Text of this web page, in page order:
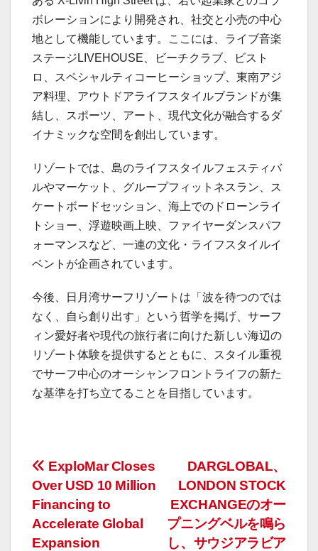
ボレーションにより開発され、社交と小売の中心
地として機能しています。ここには、ライブ音楽
ステージLIVEHOUSE、ビーチクラブ、ビスト
ロ、スペシャルティコーヒーショップ、東南アジ
ア料理、アウトドアライフスタイルブランドが集
結し、スポーツ、アート、現代文化が融合するダ
イナミックな空間を創出しています。
リゾートでは、島のライフスタイルフェスティバ
ルやマーケット、グループフィットネスラン、ス
ケートボードセッション、海上でのドローンライ
トショー、浮遊映画上映、ファイヤーダンスパフ
ォーマンスなど、一連の文化・ライフスタイルイ
ベントが企画されています。
今後、日月湾サーフリゾートは「波を待つのでは
なく、自ら創り出す」という哲学を掲げ、サーフ
ィン愛好者や現代の旅行者に向けた新しい海辺の
リゾート体験を提供するとともに、スタイル重視
でサーフ中心のオーシャンフロントライフの新た
な基準を打ち立てることを目指しています。
投
稿
ナ
DARGLOBAL、
LONDON STOCK
EXCHANGEのオー
プニングベルを鳴ら
し、サウジアラビア
ExploMar Closes
Over USD 10 Million
Financing to
Accelerate Global
Expansion